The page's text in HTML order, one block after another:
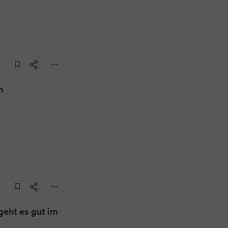
es gut im